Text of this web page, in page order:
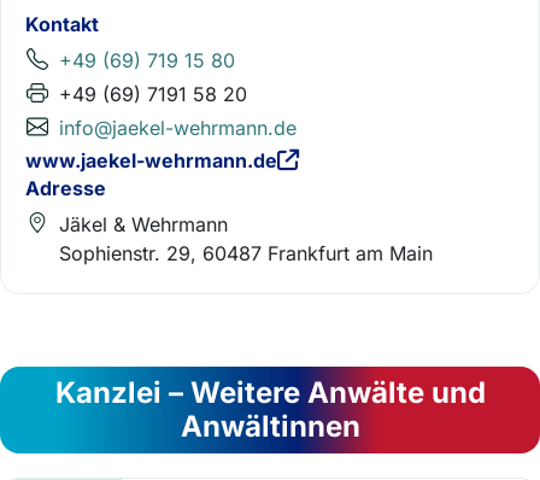
Kontakt
+49 (69) 719 15 80
+49 (69) 7191 58 20
info@jaekel-wehrmann.de
www.jaekel-wehrmann.de
Adresse
Jäkel & Wehrmann
Sophienstr. 29, 60487 Frankfurt am Main
Kanzlei – Weitere Anwälte und
Anwältinnen